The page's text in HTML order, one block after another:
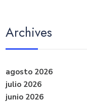
Archives
agosto 2026
julio 2026
junio 2026